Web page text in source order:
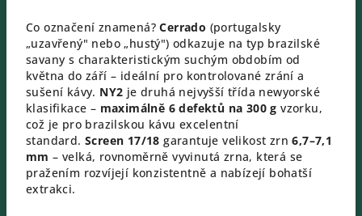
Co označení znamená? Cerrado (portugalsky
„uzavřený" nebo „hustý") odkazuje na typ brazilské
savany s charakteristickým suchým obdobím od
května do září – ideální pro kontrolované zrání a
sušení kávy. NY2 je druhá nejvyšší třída newyorské
klasifikace – maximálně 6 defektů na 300 g vzorku,
což je pro brazilskou kávu excelentní
standard. Screen 17/18 garantuje velikost zrn 6,7–7,1
mm – velká, rovnoměrně vyvinutá zrna, která se
pražením rozvíjejí konzistentně a nabízejí bohatší
extrakci.